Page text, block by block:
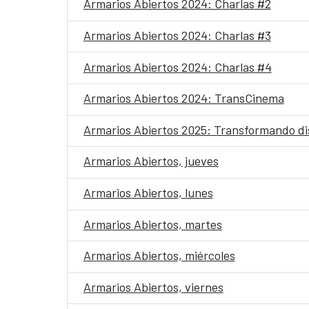
Armarios Abiertos 2024: Charlas #2
Armarios Abiertos 2024: Charlas #3
Armarios Abiertos 2024: Charlas #4
Armarios Abiertos 2024: TransCinema
Armarios Abiertos 2025: Transformando
Armarios Abiertos, jueves
Armarios Abiertos, lunes
Armarios Abiertos, martes
Armarios Abiertos, miércoles
Armarios Abiertos, viernes